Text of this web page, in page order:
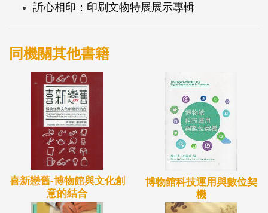
眾，讓民眾認識物聯網對生活及對城市的影響。
訢心相印：印刷文物特展展示專輯
同機關其他書籍
喜新戀舊-博物館與文化創
意的結合
博物館科技運用與數位契
機